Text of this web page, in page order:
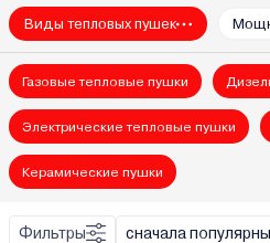
Akvilon
ALTECO
Asilak
Aurora
Ayger
Ballu
Bekar
Виды тепловых пушек
Газовые тепловые пушки
Электрические тепловые пушки
Керамические пушки
Фильтры сначала